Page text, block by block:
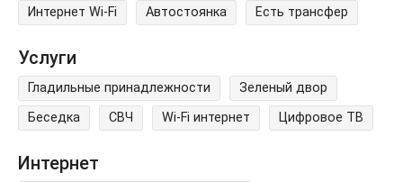
Интернет Wi-Fi Автостоянка Есть трансфер
Услуги
Гладильные принадлежности
Зеленый двор
Беседка
СВЧ Wi-Fi интернет Цифровое ТВ
Интернет